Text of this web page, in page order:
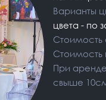
Варианты
цвета - по
Стоимость
При
свыше